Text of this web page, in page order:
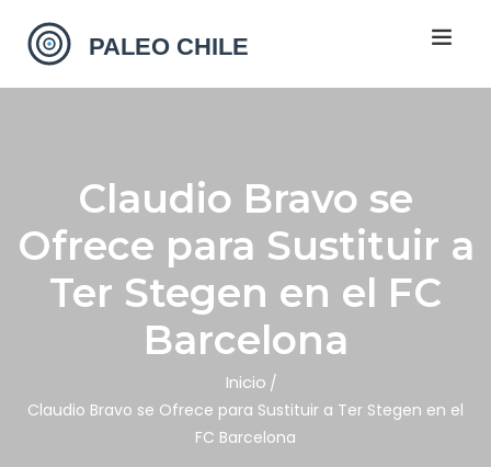
Claudio Bravo se
Ofrece para Sustituir a
Ter Stegen en el FC
Barcelona
Inicio
Claudio Bravo se Ofrece para Sustituir a Ter Stegen en el
FC Barcelona